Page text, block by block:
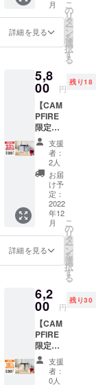
ろ、20
セット
限定で
23%OF
Fの
税・送
料込み)
にて承
りま
す。
【セッ
ト内
容】 完
成した
製品：
Mサイ
ズ×2 カ
ラー：
ベー
ジュ×マ
ンダリ
ン
月
詳細を見る
こ
の
リ
タ
ー
ン
を
選
択
す
る
5,8
00 円
残り18
【CAM
PFIRE
限定価
格】一
般販売
予定価
格
¥8,920(
税・送
料込み)
のとこ
ろ、20
セット
限定で
23%OF
Fの
税・送
料込み)
にて承
りま
す。
【セッ
ト内
容】 完
成した
支援
者：
2人
お届
け予
定：
2022
年12
月
詳細を見る
こ
の
リ
タ
ー
ン
を
選
択
す
る
6,2
00 円
残り30
【CAM
PFIRE
限定価
格】一
般販売
予定価
支援
者：
0人